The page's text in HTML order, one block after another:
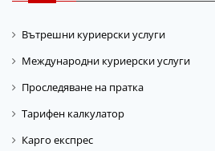
Вътрешни куриерски услуги
Международни куриерски услуги
Проследяване на пратка
Тарифен калкулатор
Карго експрес